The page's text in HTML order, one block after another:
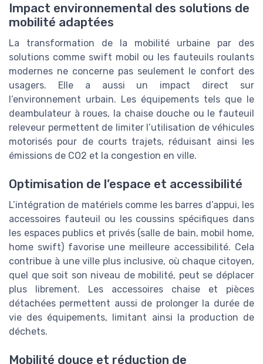
Impact environnemental des solutions de
mobilité adaptées
La transformation de la mobilité urbaine par des
solutions comme swift mobil ou les fauteuils roulants
modernes ne concerne pas seulement le confort des
usagers. Elle a aussi un impact direct sur
l’environnement urbain. Les équipements tels que le
deambulateur à roues, la chaise douche ou le fauteuil
releveur permettent de limiter l’utilisation de véhicules
motorisés pour de courts trajets, réduisant ainsi les
émissions de CO2 et la congestion en ville.
Optimisation de l’espace et accessibilité
L’intégration de matériels comme les barres d’appui, les
accessoires fauteuil ou les coussins spécifiques dans
les espaces publics et privés (salle de bain, mobil home,
home swift) favorise une meilleure accessibilité. Cela
contribue à une ville plus inclusive, où chaque citoyen,
quel que soit son niveau de mobilité, peut se déplacer
plus librement. Les accessoires chaise et pièces
détachées permettent aussi de prolonger la durée de
vie des équipements, limitant ainsi la production de
déchets.
Mobilité douce et réduction de